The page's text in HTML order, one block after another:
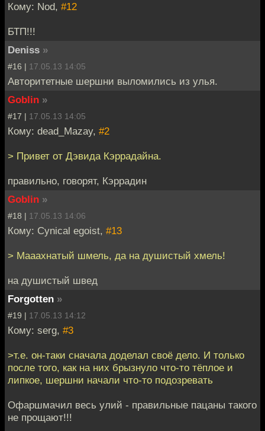
Кому: Nod, #12
БТП!!!
Deniss »
#16 | 17.05.13 14:05
Авторитетные шершни выломились из улья.
Goblin »
#17 | 17.05.13 14:05
Кому: dead_Mazay, #2
> Привет от Дэвида Кэррадайна.
правильно, говорят, Кэррадин
Goblin »
#18 | 17.05.13 14:06
Кому: Cynical egoist, #13
> Мааахнатый шмель, да на душистый хмель!
на душистый швед
Forgotten »
#19 | 17.05.13 14:12
Кому: serg, #3
>т.е. он-таки сначала доделал своё дело. И только
после того, как на них брызнуло что-то тёплое и
липкое, шершни начали что-то подозревать
Офаршмачил весь улий - правильные пацаны такого
не прощают!!!